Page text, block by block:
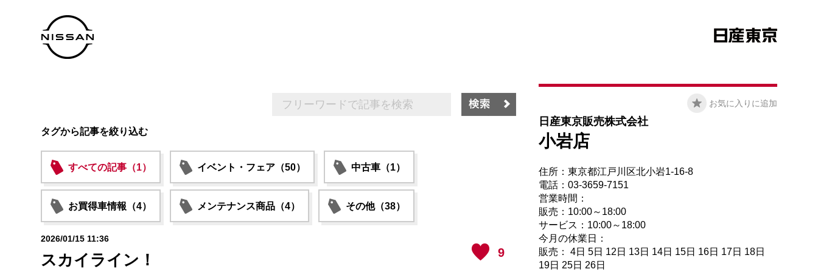
タグから記事を絞り込む
すべての記事（1） イベント・フェア（50） 中古車（1）
お買得車情報（4） メンテナンス商品（4） その他（38）
9
2026/01/15 11:36
スカイライン！
お気に入りに追加
日産東京販売株式会社
小岩店
住所：東京都江戸川区北小岩1-16-8
電話：03-3659-7151
営業時間：
販売：10:00～18:00
サービス：10:00～18:00
今月の休業日：
販売： 4日 5日 12日 13日 14日 15日 16日 17日 18日
19日 25日 26日